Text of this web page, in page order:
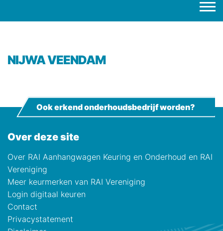
NIJWA VEENDAM
Over deze site
Over RAI Aanhangwagen Keuring en Onderhoud en RAI
Vereniging
Meer keurmerken van RAI Vereniging
Login digitaal keuren
Contact
Privacystatement
Ook erkend onderhoudsbedrijf worden?